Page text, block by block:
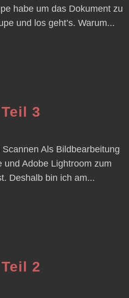
habe um das Dokument zu
und los geht’s. Warum...
3
Als Bildbearbeitung
Adobe Lightroom zum
Deshalb bin ich am...
2